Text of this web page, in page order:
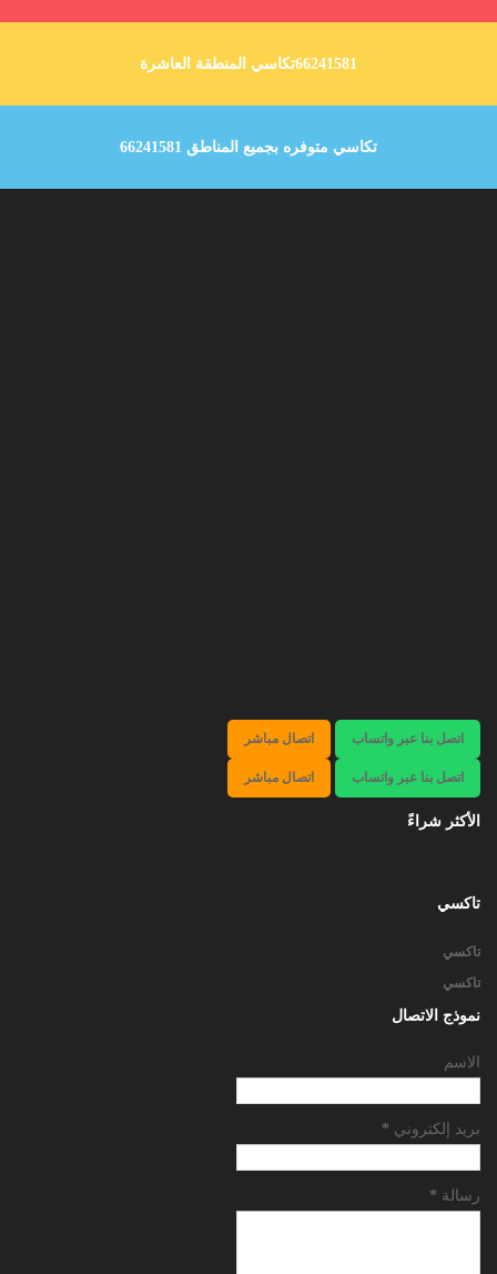
66241581تكاسي المنطقة العاشرة
تكاسي متوفره بجميع المناطق 66241581
اتصل بنا عبر واتساب اتصال مباشر
اتصل بنا عبر واتساب اتصال مباشر
الأكثر شراءً
تاكسي
تاكسي
تاكسي
نموذج الاتصال
الاسم
بريد إلكتروني *
رسالة *